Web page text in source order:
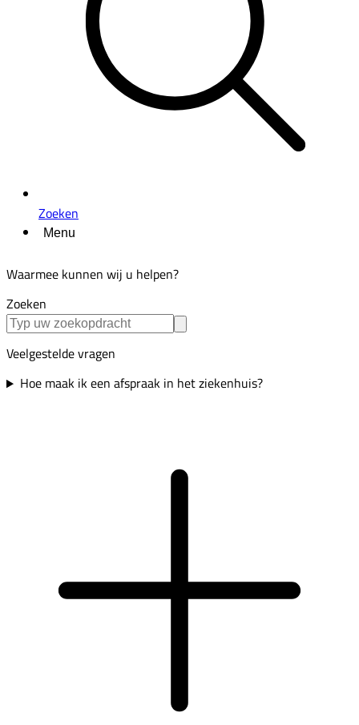
Zoeken
Menu
Waarmee kunnen wij u helpen?
Zoeken
Veelgestelde vragen
Hoe maak ik een afspraak in het ziekenhuis?